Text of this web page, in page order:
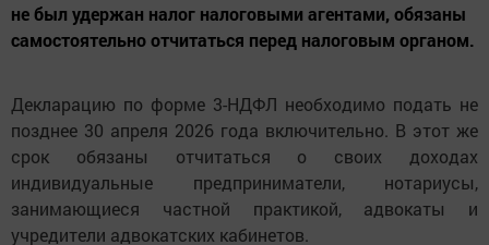
не был удержан налог налоговыми агентами, обязаны
самостоятельно отчитаться перед налоговым органом.
Декларацию по форме 3-НДФЛ необходимо подать не
позднее 30 апреля 2026 года включительно. В этот же
срок обязаны отчитаться о своих доходах
индивидуальные предприниматели, нотариусы,
занимающиеся частной практикой, адвокаты и
учредители адвокатских кабинетов.